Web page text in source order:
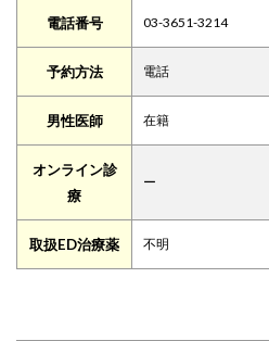
電話番号 03-3651-3214
予約方法 電話
男性医師 在籍
オンライン診
療
ー
取扱ED治療薬 不明